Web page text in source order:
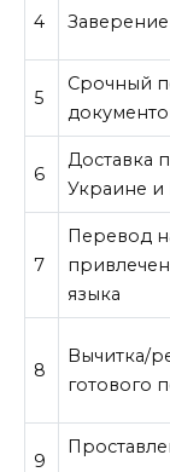
4
5
Срочный
6
Доставка
Украине и
7
Перевод
языка
8
Вычитка/
готового
9